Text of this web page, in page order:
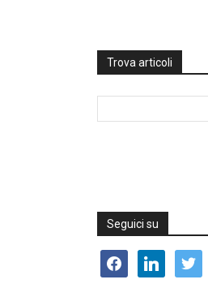
Trova articoli
Seguici su
facebooklinkedin twitter